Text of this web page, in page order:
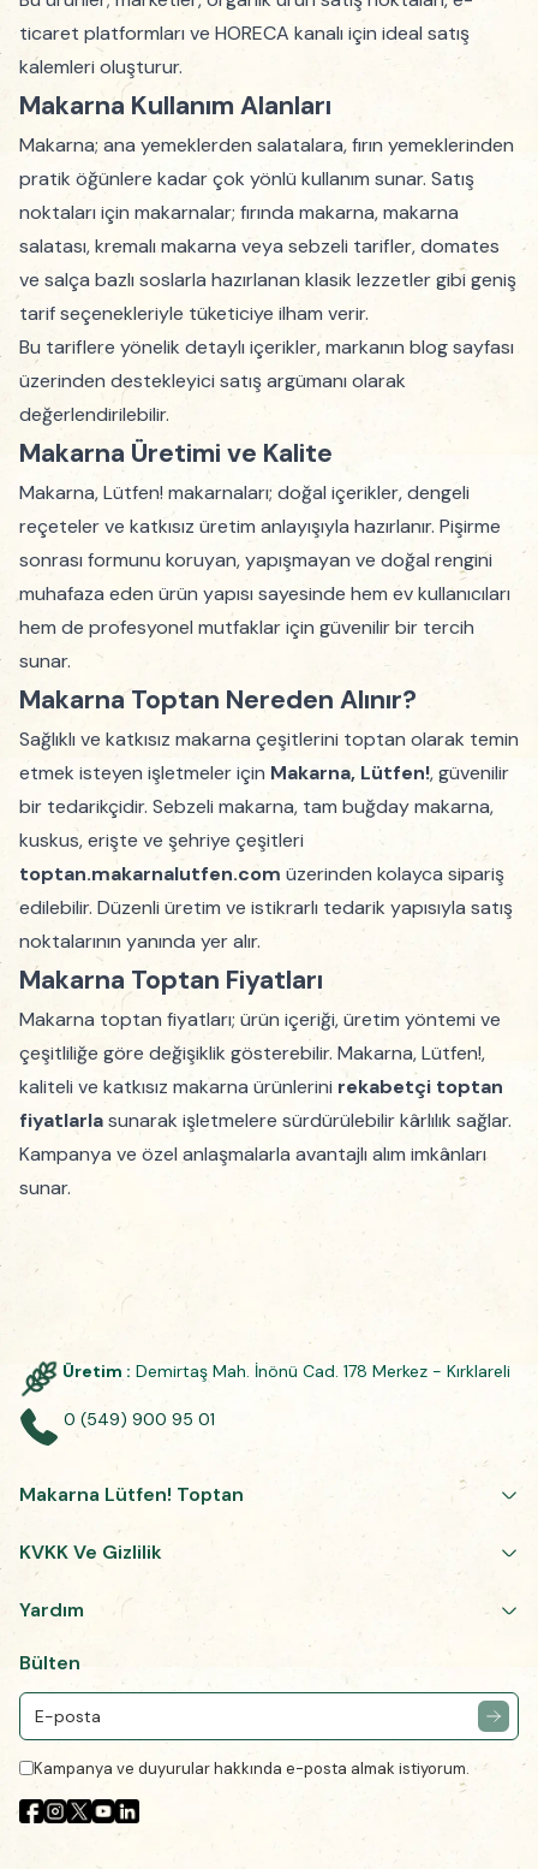
ticaret platformları ve HORECA kanalı için ideal satış
kalemleri oluşturur.
Makarna Kullanım Alanları
Makarna; ana yemeklerden salatalara, fırın yemeklerinden
pratik öğünlere kadar çok yönlü kullanım sunar. Satış
noktaları için makarnalar; fırında makarna, makarna
salatası, kremalı makarna veya sebzeli tarifler, domates
ve salça bazlı soslarla hazırlanan klasik lezzetler gibi geniş
tarif seçenekleriyle tüketiciye ilham verir.
Bu tariflere yönelik detaylı içerikler, markanın blog sayfası
üzerinden destekleyici satış argümanı olarak
değerlendirilebilir.
Makarna Üretimi ve Kalite
Makarna, Lütfen! makarnaları; doğal içerikler, dengeli
reçeteler ve katkısız üretim anlayışıyla hazırlanır. Pişirme
sonrası formunu koruyan, yapışmayan ve doğal rengini
muhafaza eden ürün yapısı sayesinde hem ev kullanıcıları
hem de profesyonel mutfaklar için güvenilir bir tercih
sunar.
Makarna Toptan Nereden Alınır?
Sağlıklı ve katkısız makarna çeşitlerini toptan olarak temin
etmek isteyen işletmeler için Makarna, Lütfen!, güvenilir
bir tedarikçidir. Sebzeli makarna, tam buğday makarna,
kuskus, erişte ve şehriye çeşitleri
toptan.makarnalutfen.com üzerinden kolayca sipariş
edilebilir. Düzenli üretim ve istikrarlı tedarik yapısıyla satış
noktalarının yanında yer alır.
Makarna Toptan Fiyatları
Makarna toptan fiyatları; ürün içeriği, üretim yöntemi ve
çeşitliliğe göre değişiklik gösterebilir. Makarna, Lütfen!,
kaliteli ve katkısız makarna ürünlerini rekabetçi toptan
fiyatlarlasunarak işletmelere sürdürülebilir kârlılık sağlar.
Kampanya ve özel anlaşmalarla avantajlı alım imkânları
sunar.
Üretim : Demirtaş Mah. İnönü Cad. 178 Merkez - Kırklareli
0 (549) 900 95 01
Makarna Lütfen! Toptan
KVKK Ve Gizlilik
Yardım
Bülten
Kampanya ve duyurular hakkında e-posta almak istiyorum.